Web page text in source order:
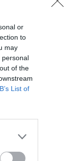
or
to
may
personal
of the
List of